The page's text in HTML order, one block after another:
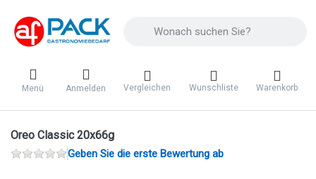
Menü Anmelden Vergleichen Wunschliste Warenkorb
Oreo Classic 20x66g
Geben Sie die erste Bewertung ab